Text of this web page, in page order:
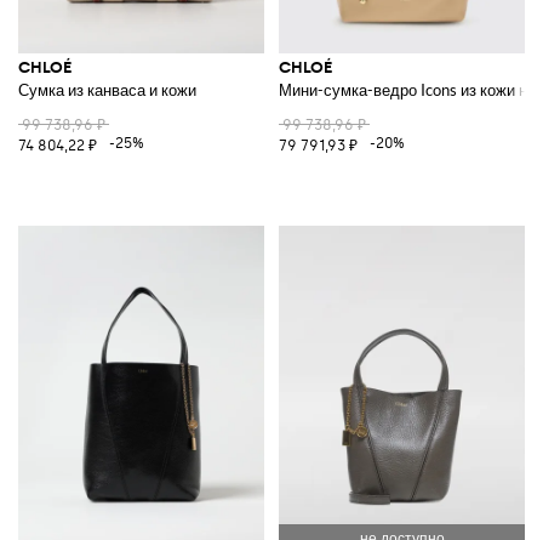
CHLOÉ
Сумка из канваса и кожи
99 738,96 ₽
74 804,22 ₽
-25%
CHLOÉ
Мини-сумка-ведро Icons из кожи
99 738,96 ₽
79 791,93 ₽
-20%